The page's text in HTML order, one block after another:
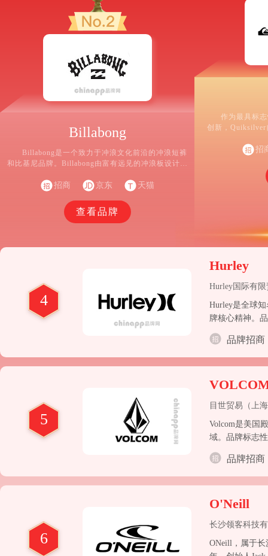
Billabong
Billabong是一个致力于冲浪文化前沿的冲浪短裤
和比基尼品牌。Billabong由富有远见的冲浪板设计师
于与世界分享冲浪的神奇感受。这种感觉以多种形式
多元大使，再到从海洋到山脉及更广领域带来的改变
游戏规则的体验遗产。
招商 京东 天猫
查看品牌
作为最具标
创新，Quiksilver
式，如今已发
Quiksilver 进军
自然过程，我
招
4
Hurley
Hurley国际有
Hurley是全球
牌核心精神。
涵盖冲浪板、
品牌招商
5
目世贸易（上
Volcom是美国
域。品牌标志
品牌招商
6
O'Neill
长沙领客科技
​ONeill，属于